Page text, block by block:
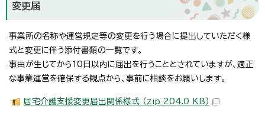
変更届
事業所の名称や運営規定等の変更を行う場合に提出していただく様
式と変更に伴う添付書類の一覧です。
事由が生じてから10日以内に届出を行うこととされていますが、適正
な事業運営を確保する観点から、事前に相談をお願いします。
居宅介護支援変更届出関係様式 （zip 204.0 KB）